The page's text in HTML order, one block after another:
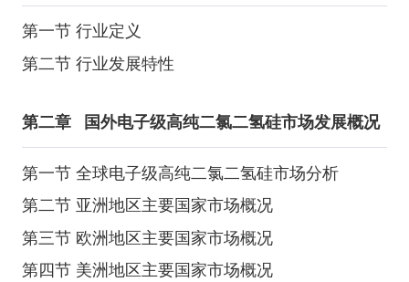
第一节 行业定义
第二节 行业发展特性
第二章 国外电子级高纯二氯二氢硅市场发展概况
第一节 全球电子级高纯二氯二氢硅市场分析
第二节 亚洲地区主要国家市场概况
第三节 欧洲地区主要国家市场概况
第四节 美洲地区主要国家市场概况